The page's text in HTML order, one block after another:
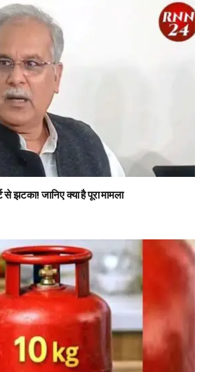
झटका! जानिए क्या है पूरा मामला